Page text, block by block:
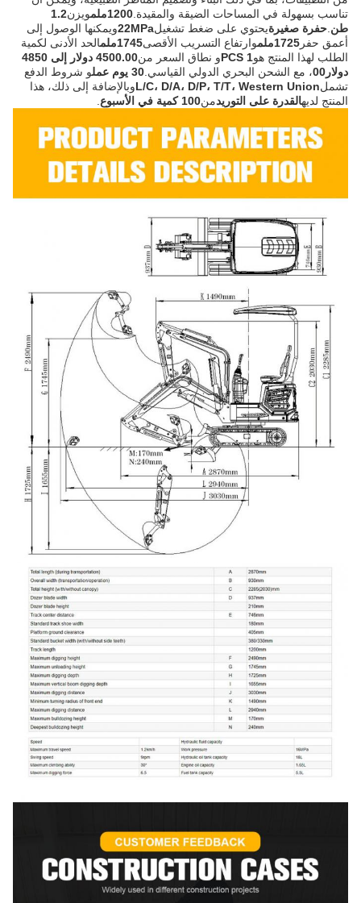
تناسب بسهولة في المساحات الضيقة والمقيدة.1200ملم ويزن1.2
طن.حفرة صغيرة يحتوي على ضغط تشغيل 22MPaويمكنها الوصول إلى
أعمق حفر1725ملم وارتفاع التسريب الأقصى 1745ملم
الحد الأدنى لكمية
الطلب لهذا المنتج هو1 PCS و نطاق السعر من
4500.00 دولار إلى 4850
دولار00
، مع الشحن البحري الدولي القياسي. 30 يوم عمل
و شروط الدفع
تشمل L/C، D/A، D/P، T/T، Western Unionوبالإضافة إلى ذلك، هذا
المنتج لديهالقدرة على التوريدمن100 كمية في الأسبوع .